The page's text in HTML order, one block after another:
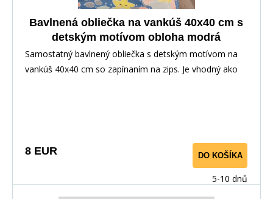
Bavlnená obliečka na vankúš 40x40 cm s
detským motívom obloha modrá
Samostatný bavlnený obliečka s detským motívom na
vankúš 40x40 cm so zapínaním na zips. Je vhodný ako
8 EUR DO KOŠÍKA
5-10 dnů